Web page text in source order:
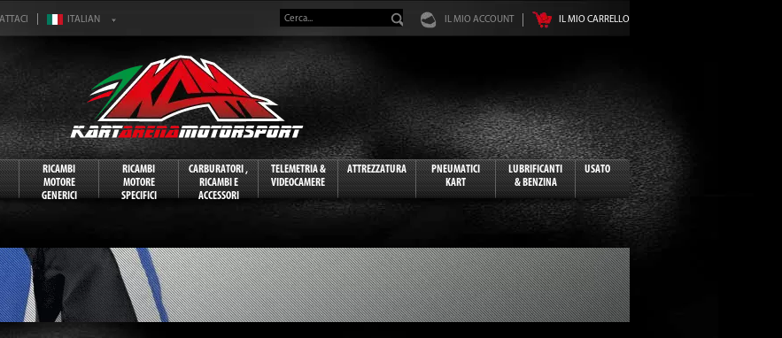
IL MIO ACCOUNT IL MIO CARRELLO
RICAMBI
MOTORE
GENERICI
RICAMBI
MOTORE
SPECIFICI
CARBURATORI ,
RICAMBI E
ACCESSORI
TELEMETRIA &
VIDEOCAMERE
ATTREZZATURA
PNEUMATICI
KART
LUBRIFICANTI
& BENZINA
USATO